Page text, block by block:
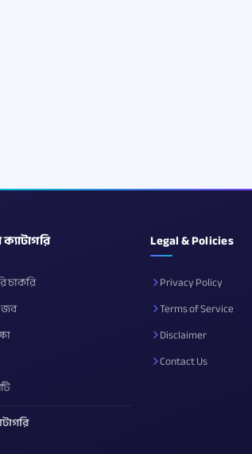
চাকরি
জব
Legal & Policies
Privacy Policy
Terms of Service
Disclaimer
Contact Us